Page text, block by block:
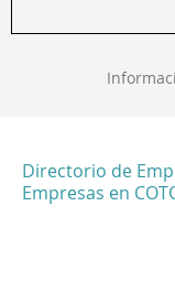
Directorio de
Empresas en